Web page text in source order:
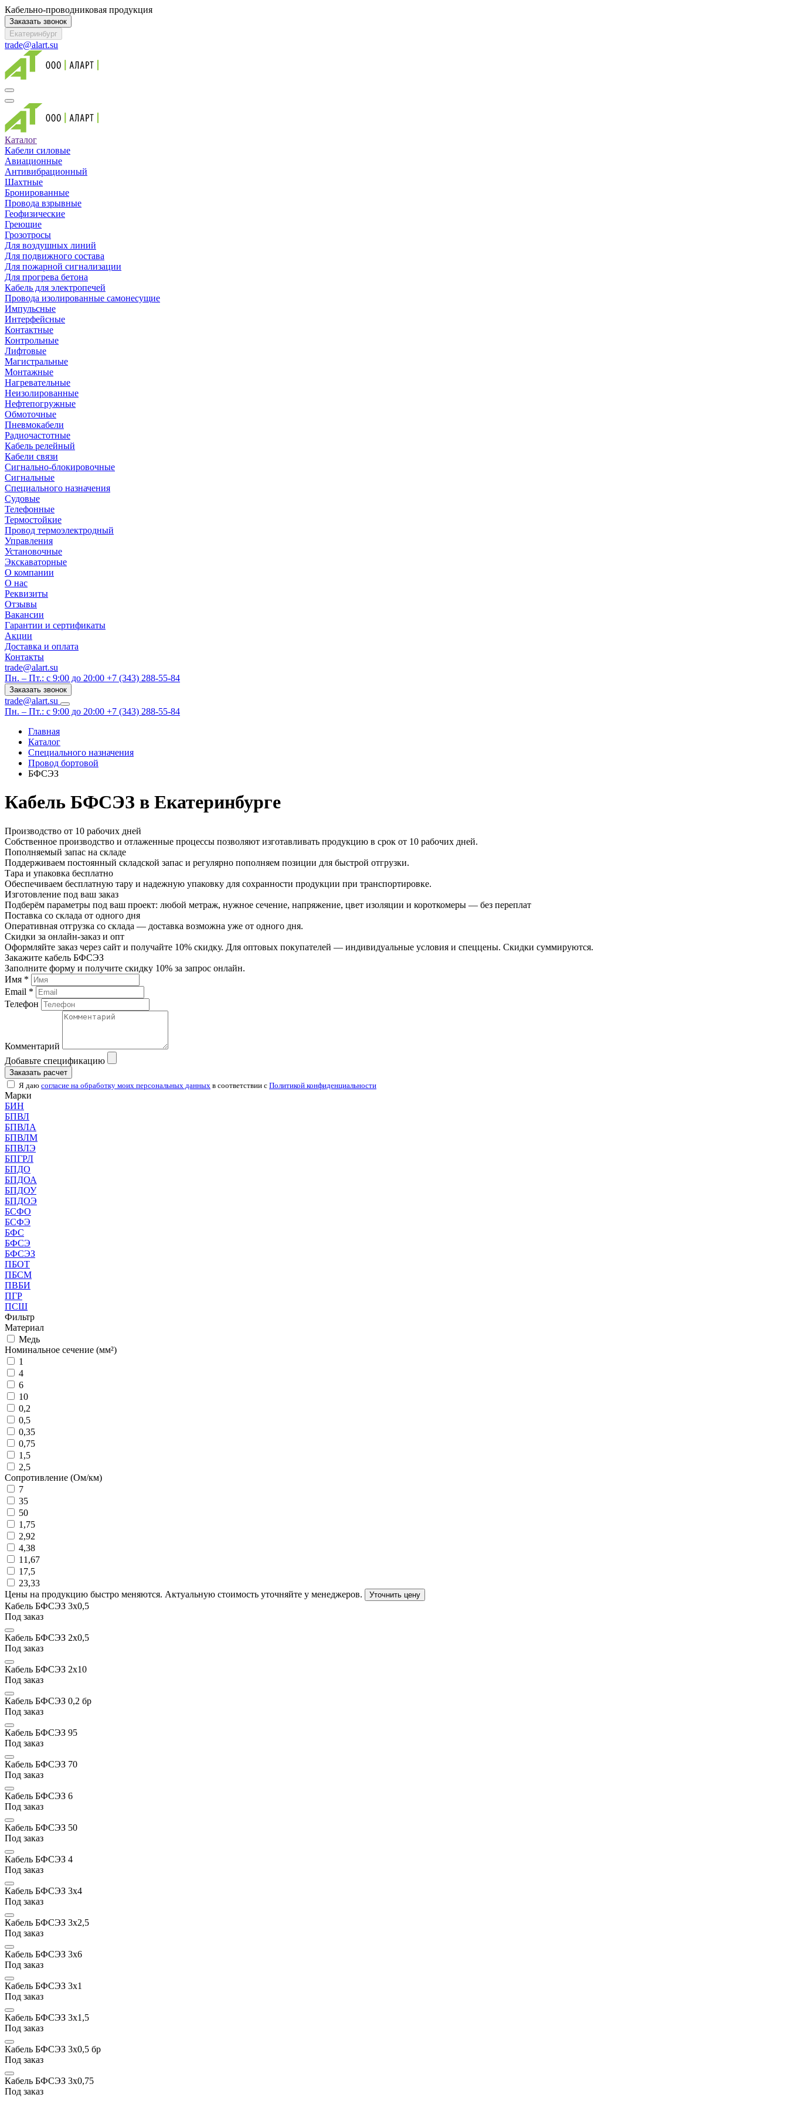
Кабельно-проводниковая продукция
Заказать звонок
Екатеринбург
trade@alart.su
Каталог
Кабели силовые
Авиационные
Антивибрационный
Шахтные
Бронированные
Провода взрывные
Геофизические
Греющие
Грозотросы
Для воздушных линий
Для подвижного состава
Для пожарной сигнализации
Для прогрева бетона
Кабель для электропечей
Провода изолированные самонесущие
Импульсные
Интерфейсные
Контактные
Контрольные
Лифтовые
Магистральные
Монтажные
Нагревательные
Неизолированные
Нефтепогружные
Обмоточные
Пневмокабели
Радиочастотные
Кабель релейный
Кабели связи
Сигнально-блокировочные
Сигнальные
Специального назначения
Судовые
Телефонные
Термостойкие
Провод термоэлектродный
Управления
Установочные
Экскаваторные
О компании
О нас
Реквизиты
Отзывы
Вакансии
Гарантии и сертификаты
Акции
Доставка и оплата
Контакты
trade@alart.su
Пн. – Пт.: с 9:00 до 20:00 +7 (343) 288-55-84
Заказать звонок
trade@alart.su
Пн. – Пт.: с 9:00 до 20:00 +7 (343) 288-55-84
Главная
Каталог
Специального назначения
Провод бортовой
БФСЭЗ
Кабель БФСЭЗ в Екатеринбурге
Производство от 10 рабочих дней
Собственное производство и отлаженные процессы позволяют изготавливать продукцию в срок от 10 рабочих дней.
Пополняемый запас на складе
Поддерживаем постоянный складской запас и регулярно пополняем позиции для быстрой отгрузки.
Тара и упаковка бесплатно
Обеспечиваем бесплатную тару и надежную упаковку для сохранности продукции при транспортировке.
Изготовление под ваш заказ
Подберём параметры под ваш проект: любой метраж, нужное сечение, напряжение, цвет изоляции и короткомеры — без переплат
Поставка со склада от одного дня
Оперативная отгрузка со склада — доставка возможна уже от одного дня.
Скидки за онлайн-заказ и опт
Оформляйте заказ через сайт и получайте 10% скидку. Для оптовых покупателей — индивидуальные условия и спеццены. Скидки суммируются.
Закажите кабель БФСЭЗ
Заполните форму и получите скидку 10% за запрос онлайн.
Имя *
Email *
Телефон
Комментарий
Добавьте спецификацию
Заказать расчет
Я даю согласие на обработку моих персональных данных в соответствии с Политикой конфиденциальности
Марки
БИН
БПВЛ
БПВЛА
БПВЛМ
БПВЛЭ
БПГРЛ
БПДО
БПДОА
БПДОУ
БПДОЭ
БСФО
БСФЭ
БФС
БФСЭ
БФСЭЗ
ПБОТ
ПБСМ
ПВБИ
ПГР
ПСШ
Фильтр
Материал
Медь
Номинальное сечение (мм²)
1
4
6
10
0,2
0,5
0,35
0,75
1,5
2,5
Сопротивление (Ом/км)
7
35
50
1,75
2,92
4,38
11,67
17,5
23,33
Цены на продукцию быстро меняются. Актуальную стоимость уточняйте у менеджеров.
Уточнить цену
Кабель БФСЭЗ 3x0,5
Под заказ
Кабель БФСЭЗ 2x0,5
Под заказ
Кабель БФСЭЗ 2х10
Под заказ
Кабель БФСЭЗ 0,2 бр
Под заказ
Кабель БФСЭЗ 95
Под заказ
Кабель БФСЭЗ 70
Под заказ
Кабель БФСЭЗ 6
Под заказ
Кабель БФСЭЗ 50
Под заказ
Кабель БФСЭЗ 4
Под заказ
Кабель БФСЭЗ 3х4
Под заказ
Кабель БФСЭЗ 3х2,5
Под заказ
Кабель БФСЭЗ 3х6
Под заказ
Кабель БФСЭЗ 3х1
Под заказ
Кабель БФСЭЗ 3х1,5
Под заказ
Кабель БФСЭЗ 3x0,5 бр
Под заказ
Кабель БФСЭЗ 3x0,75
Под заказ